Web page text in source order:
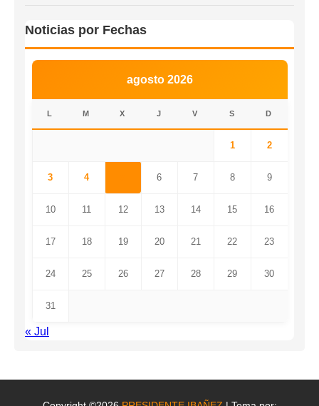
Noticias por Fechas
agosto 2026
L M X J V S D
1 2
3 4 6 7 8 9
10 11 12 13 14 15 16
17 18 19 20 21 22 23
24 25 26 27 28 29 30
31
« Jul